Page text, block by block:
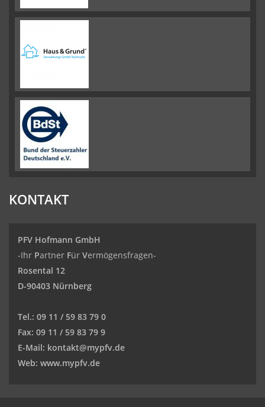
KONTAKT
PFV Hofmann GmbH
-Ihr Partner Für Vermögensfragen-
Rosental 12
D-90403 Nürnberg
Tel.: 09 11 / 59 83 79 0
Fax: 09 11 / 59 83 79 9
E-Mail: kontakt@mypfv.de
Web: www.mypfv.de